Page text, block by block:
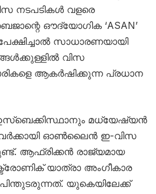
നടപടികൾ വളരെ
ഔദ്യോഗിക ‘ASAN’
സാധാരണയായി
വിസ
ആകർഷിക്കുന്ന പ്രധാന
ഉസ്ബെക്കിസ്ഥാനും മധ്യേഷ്യൻ
ഓൺലൈൻ ഇ-വിസ
ആഫ്രിക്കൻ രാജ്യമായ
യാത്രാ അംഗീകാര
യുകെയിലേക്ക്